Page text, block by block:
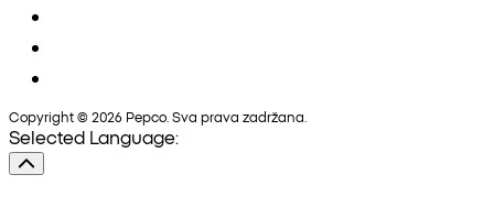
Copyright © 2026 Pepco. Sva prava zadržana.
Selected Language: